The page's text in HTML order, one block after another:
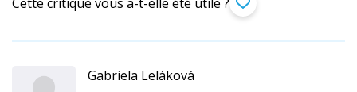
Gabriela Leláková